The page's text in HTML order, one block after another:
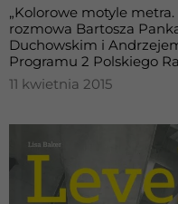
„Kolorowe motyle
rozmowa Bartosza
Duchowskim i
Programu 2 Polskiego
11 kwietnia 2015